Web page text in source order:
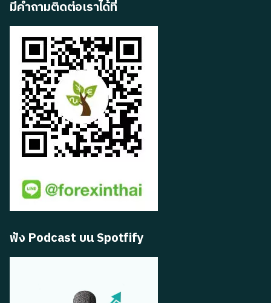
มีคำถามติดต่อเราได้ที่
ฟัง Podcast บน Spotfify